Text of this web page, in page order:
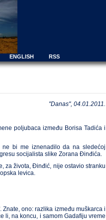
ENGLISH RSS
"Danas", 04.01.2011.
poljubaca između Borisa Tadića i
ne bi me iznenadilo da na sledećoj
socijalista slike Zorana Ðinđića.
za života, Ðinđić, nije ostavio stranku
levica.
ono: razlika između muškarca i
li, na koncu, i samom Gadafiju vreme